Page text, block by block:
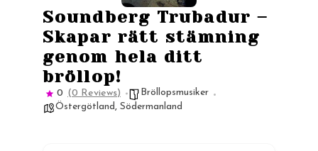
Soundberg Trubadur –
Skapar rätt stämning
genom hela ditt
bröllop!
0 (0 Reviews)
Bröllopsmusiker
Östergötland , Södermanland